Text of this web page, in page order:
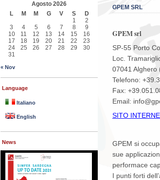
GPEM SRL
GPEM srl
SP-55 Porto
Loc.
07041 Alghero
Telefono:
Fax:
Email:
SITO
GPEM si
sue
performace
I punti forti
Agosto 2026
L
M M G V S
D
1
2
3
4 5 6 7 8
9
10
11 12 13 14 15
16
17
18 19 20 21 22
23
24
25 26 27 28 29
30
31
« Nov
Language
Italiano
English
News